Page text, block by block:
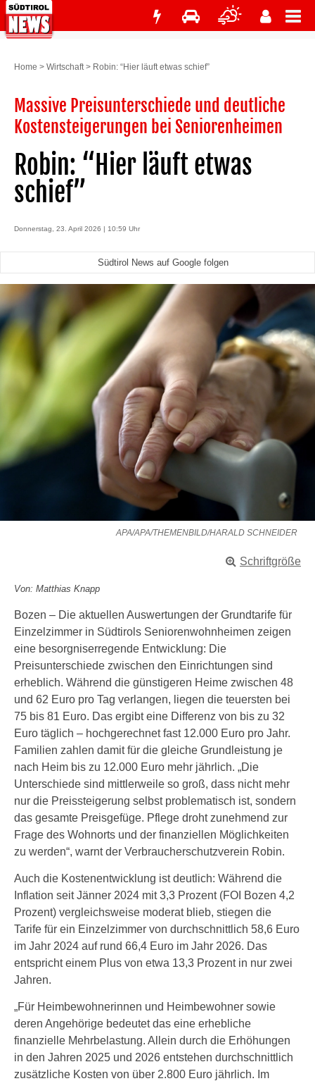
Home > Wirtschaft> Robin: “Hier läuft etwas schief”
Massive Preisunterschiede und deutliche
Kostensteigerungen bei Seniorenheimen
Robin: “Hier läuft etwas
schief”
Donnerstag, 23. April 2026 | 10:59 Uhr
Südtirol News auf Google folgen
APA/APA/THEMENBILD/HARALD SCHNEIDER
Schriftgröße
Von: Matthias Knapp
Bozen – Die aktuellen Auswertungen der Grundtarife für
Einzelzimmer in Südtirols Seniorenwohnheimen zeigen
eine besorgniserregende Entwicklung: Die
Preisunterschiede zwischen den Einrichtungen sind
erheblich. Während die günstigeren Heime zwischen 48
und 62 Euro pro Tag verlangen, liegen die teuersten bei
75 bis 81 Euro. Das ergibt eine Differenz von bis zu 32
Euro täglich – hochgerechnet fast 12.000 Euro pro Jahr.
Familien zahlen damit für die gleiche Grundleistung je
nach Heim bis zu 12.000 Euro mehr jährlich. „Die
Unterschiede sind mittlerweile so groß, dass nicht mehr
nur die Preissteigerung selbst problematisch ist, sondern
das gesamte Preisgefüge. Pflege droht zunehmend zur
Frage des Wohnorts und der finanziellen Möglichkeiten
zu werden“, warnt der Verbraucherschutzverein Robin.
Auch die Kostenentwicklung ist deutlich: Während die
Inflation seit Jänner 2024 mit 3,3 Prozent (FOI Bozen 4,2
Prozent) vergleichsweise moderat blieb, stiegen die
Tarife für ein Einzelzimmer von durchschnittlich 58,6 Euro
im Jahr 2024 auf rund 66,4 Euro im Jahr 2026. Das
entspricht einem Plus von etwa 13,3 Prozent in nur zwei
Jahren.
„Für Heimbewohnerinnen und Heimbewohner sowie
deren Angehörige bedeutet das eine erhebliche
finanzielle Mehrbelastung. Allein durch die Erhöhungen
in den Jahren 2025 und 2026 entstehen durchschnittlich
zusätzliche Kosten von über 2.800 Euro jährlich. Im